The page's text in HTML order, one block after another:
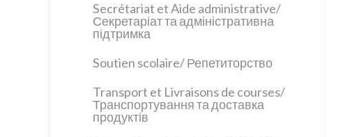
Secrétariat et Aide administrative/
Секретаріат та адміністративна
підтримка
Soutien scolaire/ Репетиторство
Transport et Livraisons de courses/
Транспортування та доставка
продуктів